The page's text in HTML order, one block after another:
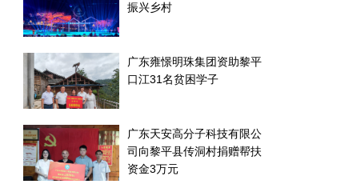
振兴乡村
广东雍憬明珠集团资助黎平
口江31名贫困学子
广东天安高分子科技有限公
司向黎平县传洞村捐赠帮扶
资金3万元